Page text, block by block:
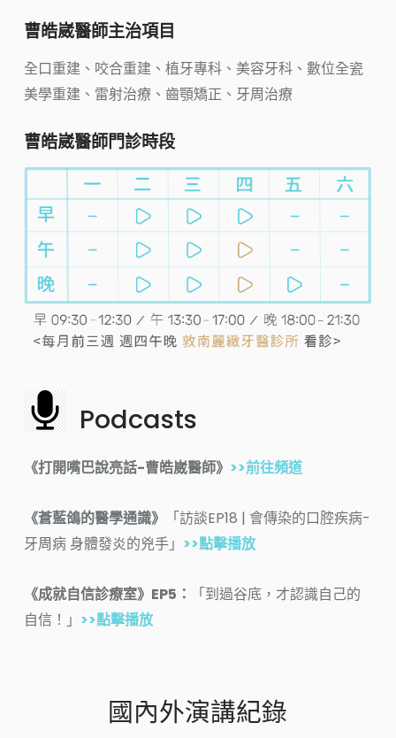
曹皓崴醫師主治項目
全口重建、咬合重建、植牙專科、美容牙科、數位全瓷
美學重建、雷射治療、齒顎矯正、牙周治療
曹皓崴醫師門診時段
Podcasts
《打開嘴巴說亮話-曹皓崴醫師》 >>前往頻道
《蒼藍鴿的醫學通識》
「訪談EP18 | 會傳染的口腔疾病-
牙周病 身體發炎的兇手」 >>點擊播放
《成就自信診療室》EP5：
「到過谷底，才認識自己的
自信！」 >>點擊播放
國內外演講紀錄